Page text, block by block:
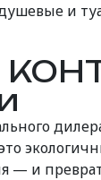
и
и